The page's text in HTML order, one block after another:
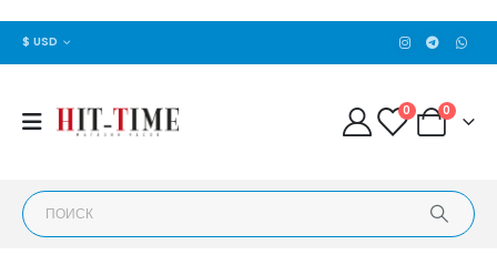
$ USD
0 0